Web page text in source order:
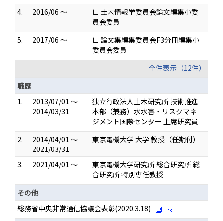
4.
2016/06 ～
∟ 土木情報学委員会論文編集小委
員会委員
5.
2017/06 ～
∟ 論文集編集委員会F3分冊編集小
委員会委員
全件表示（12件）
職歴
1.
2013/07/01 ～
2014/03/31
独立行政法人土木研究所 技術推進
本部（兼務）水水害・リスクマネ
ジメント国際センター 上席研究員
2.
2014/04/01 ～
2021/03/31
東京電機大学 大学 教授（任期付）
3. 2021/04/01 ～
東京電機大学研究所 総合研究所 総
合研究所 特別専任教授
その他
総務省中央非常通信協議会表彰(2020.3.18)